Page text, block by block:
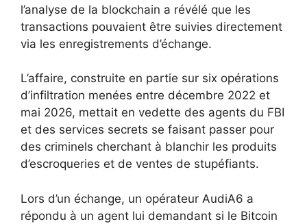
l’analyse de la blockchain a révélé que les
transactions pouvaient être suivies directement
via les enregistrements d’échange.
L’affaire, construite en partie sur six opérations
d’infiltration menées entre décembre 2022 et
mai 2026, mettait en vedette des agents du FBI
et des services secrets se faisant passer pour
des criminels cherchant à blanchir les produits
d’escroqueries et de ventes de stupéfiants.
Lors d’un échange, un opérateur AudiA6 a
répondu à un agent lui demandant si le Bitcoin